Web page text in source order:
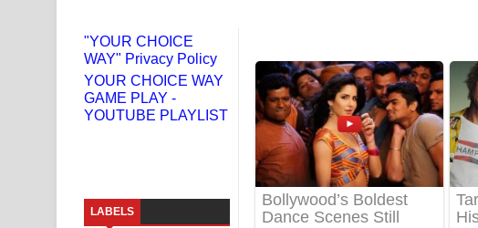
Doni Song Lyrics - දෝණි ගීතයේ පද පෙළ
Benthara Palame Song Lyrics - බෙන්තර පාලමේ ගීතයේ පද පෙළ
Sanda Babalena Song Lyrics - සඳ බැබලෙන ගීතයේ පද පෙළ
Adare Wadi Nisa Song Lyrics - ආදරේ වැඩි නිසා ගීතයේ පද පෙළ
UNUHUMA Song Lyrics - උණුහුම ගීතයේ පද පෙළ
"YOUR CHOICE
WAY" Privacy Policy
YOUR CHOICE WAY
GAME PLAY -
YOUTUBE PLAYLIST
LABELS